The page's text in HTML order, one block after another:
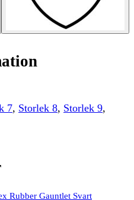
7, Storlek 8, Storlek 9,